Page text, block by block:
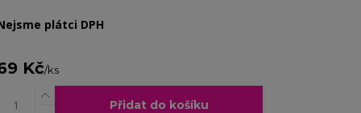
plátci DPH
Kč/ks
Přidat do košíku